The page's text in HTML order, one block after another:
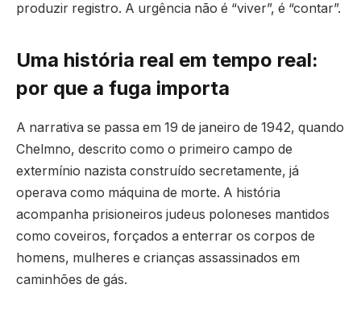
produzir registro. A urgência não é “viver”, é “contar”.
Uma história real em tempo real:
por que a fuga importa
A narrativa se passa em 19 de janeiro de 1942, quando
Chelmno, descrito como o primeiro campo de
extermínio nazista construído secretamente, já
operava como máquina de morte. A história
acompanha prisioneiros judeus poloneses mantidos
como coveiros, forçados a enterrar os corpos de
homens, mulheres e crianças assassinados em
caminhões de gás.